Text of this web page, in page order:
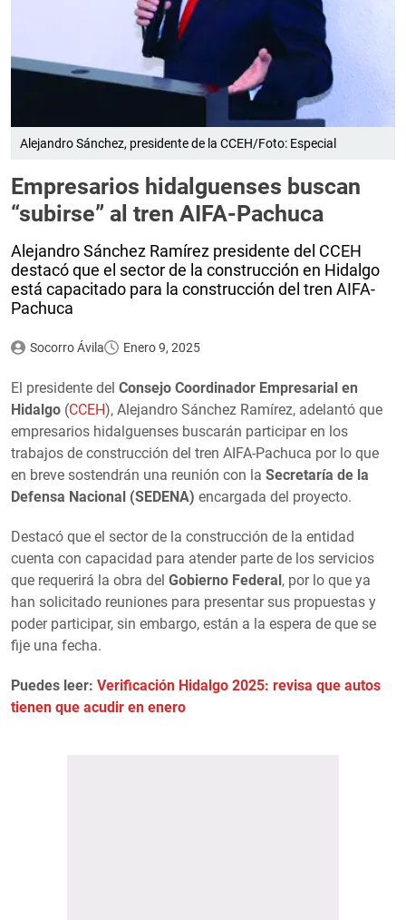
Alejandro Sánchez, presidente de la CCEH/Foto: Especial
Empresarios hidalguenses buscan
“subirse” al tren AIFA-Pachuca
Alejandro Sánchez Ramírez presidente del CCEH
destacó que el sector de la construcción en Hidalgo
está capacitado para la construcción del tren AIFA-
Pachuca
Socorro Ávila Enero 9, 2025
El presidente del Consejo Coordinador Empresarial en
Hidalgo (CCEH), Alejandro Sánchez Ramírez, adelantó que
empresarios hidalguenses buscarán participar en los
trabajos de construcción del tren AIFA-Pachuca por lo que
en breve sostendrán una reunión con la Secretaría de la
Defensa Nacional (SEDENA) encargada del proyecto.
Destacó que el sector de la construcción de la entidad
cuenta con capacidad para atender parte de los servicios
que requerirá la obra del Gobierno Federal , por lo que ya
han solicitado reuniones para presentar sus propuestas y
poder participar, sin embargo, están a la espera de que se
fije una fecha.
Puedes leer: Verificación Hidalgo 2025: revisa que autos
tienen que acudir en enero